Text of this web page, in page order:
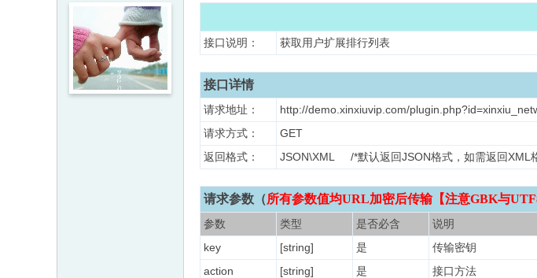
接口说明： 获取用户扩展排行列表
接口详情
请求地址：
http://demo.xinxiuvip.com/
请求方式：
GET
返回格式：
JSON\XML /*默认返回JSON格式，如需返回XML
请求参数（所有参数值均URL加密后传输【注意GBK与
参数 类型 是否必含 说明
key
[string] 是 传输密钥
action
[string] 是 接口方法